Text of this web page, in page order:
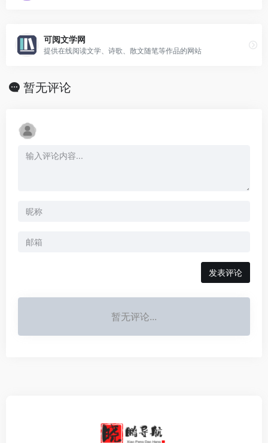
可阅文学网
提供在线阅读文学、诗歌、散文随笔等作品的网站
暂无评论
发表评论
暂无评论...